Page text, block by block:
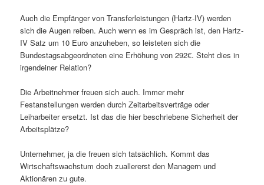
Auch die Empfänger von Transferleistungen (Hartz-IV) werden
sich die Augen reiben. Auch wenn es im Gespräch ist, den Hartz-
IV Satz um 10 Euro anzuheben, so leisteten sich die
Bundestagsabgeordneten eine Erhöhung von 292€. Steht dies in
irgendeiner Relation?
Die Arbeitnehmer freuen sich auch. Immer mehr
Festanstellungen werden durch Zeitarbeitsverträge oder
Leiharbeiter ersetzt. Ist das die hier beschriebene Sicherheit der
Arbeitsplätze?
Unternehmer, ja die freuen sich tatsächlich. Kommt das
Wirtschaftswachstum doch zuallererst den Managern und
Aktionären zu gute.